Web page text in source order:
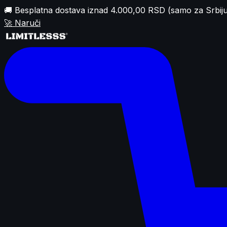
🚚 Besplatna dostava iznad 4.000,00 RSD (samo za
🚀 Naruči